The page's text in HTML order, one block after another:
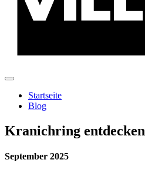
Startseite
Blog
Kranichring entdecken
September 2025